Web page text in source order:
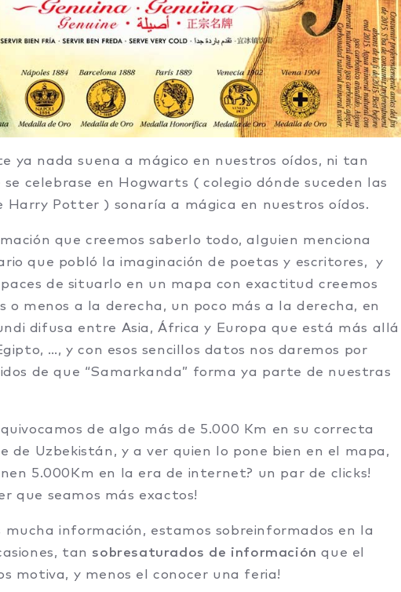
ya nada suena a mágico en nuestros oídos, ni tan
celebrase en Hogwarts ( colegio dónde suceden las
Harry Potter ) sonaría a mágica en nuestros oídos.
que creemos saberlo todo, alguien menciona
que pobló la imaginación de poetas y escritores, y
de situarlo en un mapa con exactitud creemos
o menos a la derecha, un poco más a la derecha, en
difusa entre Asia, África y Europa que está más allá
…, y con esos sencillos datos nos daremos por
de que “Samarkanda” forma ya parte de nuestras
de algo más de 5.000 Km en su correcta
de Uzbekistán, y a ver quien lo pone bien en el mapa,
5.000Km en la era de internet? un par de clicks!
que seamos más exactos!
información, estamos sobreinformados en la
tan sobresaturados de información que el
motiva, y menos el conocer una feria!